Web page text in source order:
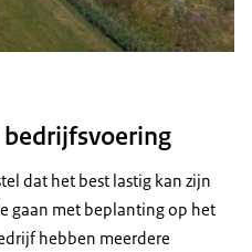
dat het best lastig kan zijn
gaan met beplanting op het
hebben meerdere